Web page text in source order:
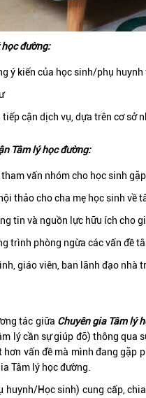
đường:
ý kiến của học sinh/phụ huynh
cận dịch vụ, dựa trên cơ sở
Tâm lý học đường:
vấn nhóm cho học sinh
thảo cho cha mẹ học sinh về
tin và nguồn lực hữu ích cho
trình phòng ngừa các vấn đề
giáo viên, ban lãnh đạo
tác giữa Chuyên gia Tâm lý
lý cần sự giúp đỡ) thông
vấn đề mà mình đang gặp
Tâm lý học đường.
huynh/Học sinh) cung cấp,